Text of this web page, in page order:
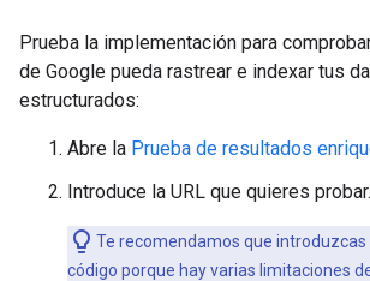
Prueba la implementación para
de Google pueda rastrear e indexar tus
estructurados:
Abre la Prueba de resultados
Introduce la URL que quieres probar.
Te recomendamos que introduzcas
código porque hay varias limitaciones